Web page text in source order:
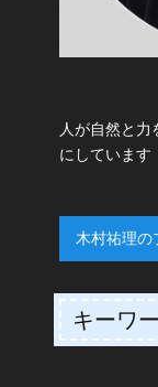
人が自然と力
にしています
木村祐理の
キーワ